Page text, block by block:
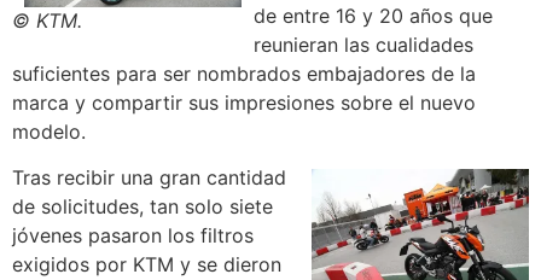
© KTM.
de entre 16 y 20 años que
reunieran las cualidades
suficientes para ser nombrados embajadores de la
marca y compartir sus impresiones sobre el nuevo
modelo.
Tras recibir una gran cantidad
de solicitudes, tan solo siete
jóvenes pasaron los filtros
exigidos por KTM y se dieron